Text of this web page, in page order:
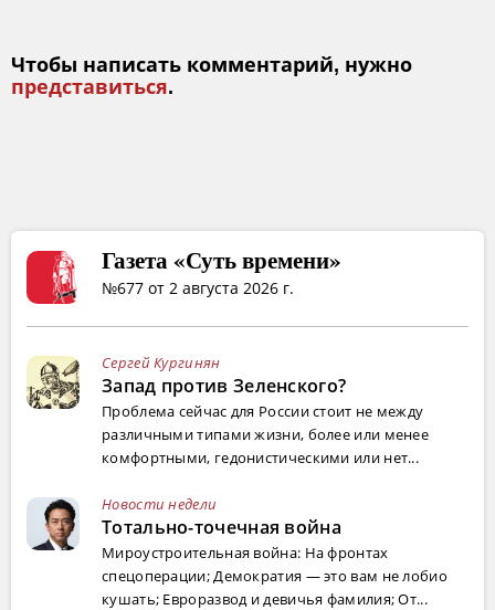
Чтобы написать комментарий, нужно
представиться.
Газета «Суть времени»
№677 от 2 августа 2026 г.
Сергей Кургинян
Запад против Зеленского?
Проблема сейчас для России стоит не между
различными типами жизни, более или менее
комфортными, гедонистическими или нет...
Новости недели
Тотально-точечная война
Мироустроительная война: На фронтах
спецоперации; Демократия — это вам не лобио
кушать; Евроразвод и девичья фамилия; От...